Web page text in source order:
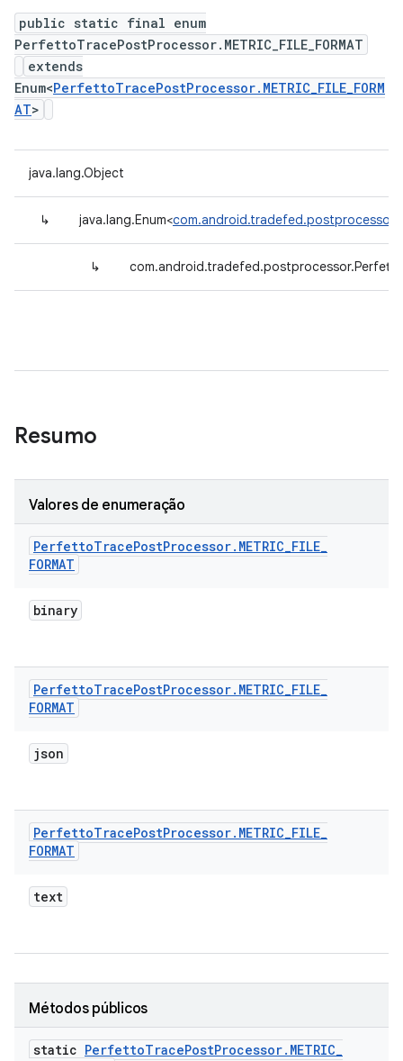
public static final enum
PerfettoTracePostProcessor.METRIC_FILE_FORMAT
extends
Enum<PerfettoTracePostProcessor.METRIC_FILE_FORM
AT>
java.lang.Object
↳ java.lang.Enum<
↳
Resumo
Valores de enumeração
PerfettoTracePostProcessor. METRIC_FILE_
FORMAT
binary
PerfettoTracePostProcessor. METRIC_FILE_
FORMAT
json
PerfettoTracePostProcessor. METRIC_FILE_
FORMAT
text
Métodos públicos
static PerfettoTracePostProcessor. METRIC_